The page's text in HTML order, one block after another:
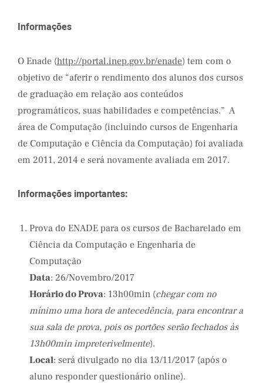
Informações
O Enade (http://portal.inep.gov.br/enade) tem com o
objetivo de “aferir o rendimento dos alunos dos cursos
de graduação em relação aos conteúdos
programáticos, suas habilidades e competências.” A
área de Computação (incluindo cursos de Engenharia
de Computação e Ciência da Computação) foi avaliada
em 2011, 2014 e será novamente avaliada em 2017.
Informações importantes:
Prova do ENADE para os cursos de Bacharelado em
Ciência da Computação e Engenharia de
Computação
Data: 26/Novembro/2017
Horário do Prova: 13h00min (chegar com no
mínimo uma hora de antecedência, para encontrar a
sua sala de prova, pois os portões serão fechados às
13h00min impreterivelmente).
Local: será divulgado no dia 13/11/2017 (após o
aluno responder questionário online).